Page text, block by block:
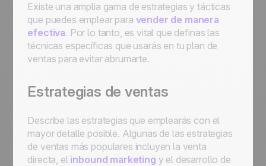
Existe una amplia gama de estrategias y tácticas
que puedes emplear para vender de manera
efectiva. Por lo tanto, es vital que definas las
técnicas específicas que usarás en tu plan de
ventas para evitar abrumarte.
Estrategias de ventas
Describe las estrategias que emplearás con el
mayor detalle posible. Algunas de las estrategias
de ventas más populares incluyen la venta
directa, el inbound marketing y el desarrollo de